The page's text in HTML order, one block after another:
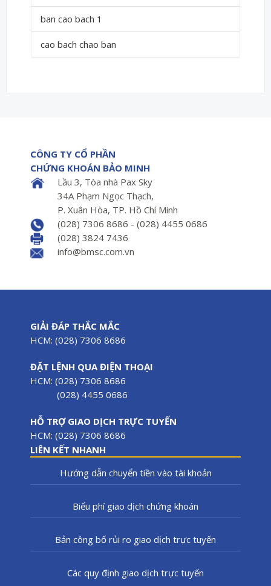
ban cao bach 1
cao bach chao ban
CÔNG TY CỔ PHẦN
CHỨNG KHOÁN BẢO MINH
Lầu 3, Tòa nhà Pax Sky
34A Phạm Ngọc Thạch,
P. Xuân Hòa, TP. Hồ Chí Minh
(028) 7306 8686 - (028) 4455 0686
(028) 3824 7436
info@bmsc.com.vn
GIẢI ĐÁP THẮC MẮC
HCM: (028) 7306 8686
ĐẶT LỆNH QUA ĐIỆN THOẠI
HCM: (028) 7306 8686
(028) 4455 0686
HỖ TRỢ GIAO DỊCH TRỰC TUYẾN
HCM: (028) 7306 8686
LIÊN KẾT NHANH
Hướng dẫn chuyển tiền vào tài khoản
Biểu phí giao dịch chứng khoán
Bản công bố rủi ro giao dịch trực tuyến
Các quy định giao dịch trực tuyến